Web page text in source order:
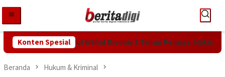
konten
Konten Spesial
KPK! Abdul Wahid Divonis 2 Tahun Penjara, Hakim
Beranda Hukum & Kriminal